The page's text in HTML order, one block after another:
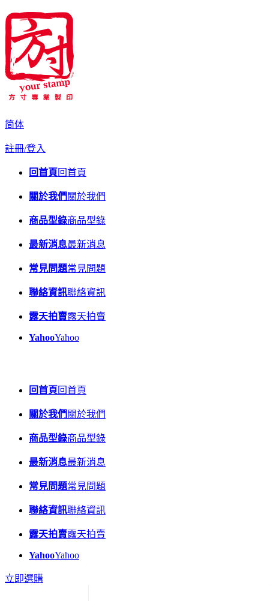
简体
註冊/登入
回首頁回首頁
關於我們 關於我們
商品型錄商品型錄
最新消息最新消息
常見問題常見問題
聯絡資訊聯絡資訊
露天拍賣露天拍賣
YahooYahoo
回首頁回首頁
關於我們 關於我們
商品型錄商品型錄
最新消息最新消息
常見問題常見問題
聯絡資訊聯絡資訊
露天拍賣露天拍賣
YahooYahoo
立即選購